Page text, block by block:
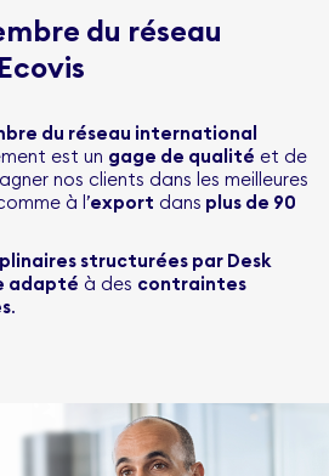
du réseau
du réseau international
est un gage de qualité et de
nos clients dans les meilleures
à l’export dans plus de 90
structurées par Desk
adapté à des contraintes
.